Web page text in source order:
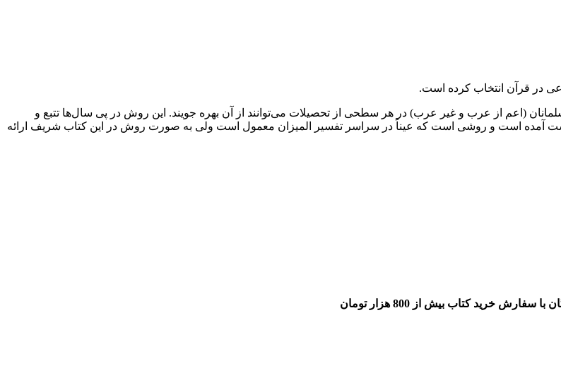
در قرآن انتخاب کرده است.
(اعم از عرب و غیر عرب) در هر سطحی از تحصیلات می‌توانند از آن بهره جویند. این روش در پی سال‌ها تتبع و
دست آمده است و روشی است که عیناً در سراسر تفسیر المیزان معمول است ولی به صورت روش در این کتاب شریف ارائه
سفارش خرید کتاب بیش از 800 هزار تومان